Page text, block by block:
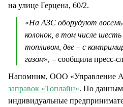
на улице Герцена, 60/2.
«На АЗС оборудуют
колонок, в том числе
топливом, две – с
газом», – сообщила пресс-
Напомним, ООО «Управление
заправок «Топлайн». По
индивидуальные